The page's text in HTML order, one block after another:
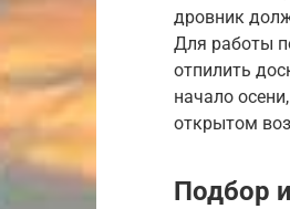
дровник
Для работы
отпилить
начало
открытом
Подбор